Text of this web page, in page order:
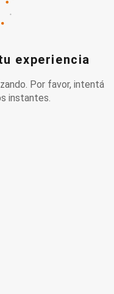
experiencia
Por favor, intentá
instantes.